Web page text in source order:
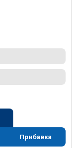
Прибавка